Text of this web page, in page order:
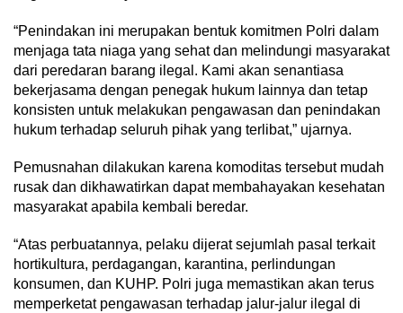
“Penindakan ini merupakan bentuk komitmen Polri dalam
menjaga tata niaga yang sehat dan melindungi masyarakat
dari peredaran barang ilegal. Kami akan senantiasa
bekerjasama dengan penegak hukum lainnya dan tetap
konsisten untuk melakukan pengawasan dan penindakan
hukum terhadap seluruh pihak yang terlibat,” ujarnya.
Pemusnahan dilakukan karena komoditas tersebut mudah
rusak dan dikhawatirkan dapat membahayakan kesehatan
masyarakat apabila kembali beredar.
“Atas perbuatannya, pelaku dijerat sejumlah pasal terkait
hortikultura, perdagangan, karantina, perlindungan
konsumen, dan KUHP. Polri juga memastikan akan terus
memperketat pengawasan terhadap jalur-jalur ilegal di